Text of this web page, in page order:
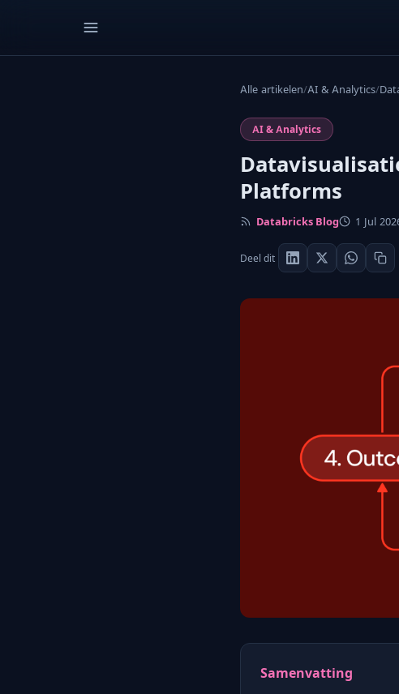
Alle artikelen/AI & Analytics/
AI & Analytics
Platforms
Databricks Blog 1 Jul
Deel dit
Samenvatting